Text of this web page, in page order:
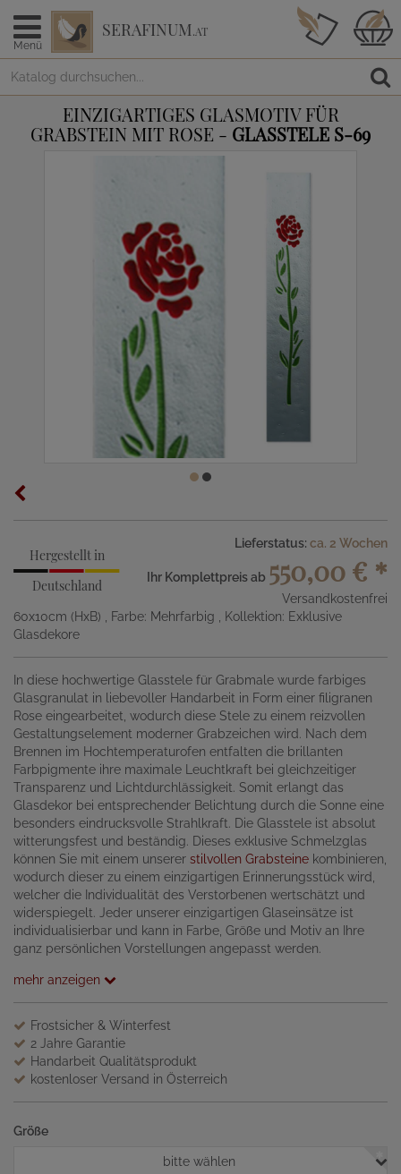
Menü
SERAFINUM.AT
EINZIGARTIGES GLASMOTIV FÜR
GRABSTEIN MIT ROSE - GLASSTELE S-69
Hergestellt in
Deutschland
Lieferstatus: ca. 2 Wochen
Ihr Komplettpreis ab 550,00 € *
Versandkostenfrei
60x10cm (HxB)
, Farbe: Mehrfarbig
, Kollektion: Exklusive
Glasdekore
In diese hochwertige Glasstele für Grabmale wurde farbiges
Glasgranulat in liebevoller Handarbeit in Form einer filigranen
Rose eingearbeitet, wodurch diese Stele zu einem reizvollen
Gestaltungselement moderner Grabzeichen wird. Nach dem
Brennen im Hochtemperaturofen entfalten die brillanten
Farbpigmente ihre maximale Leuchtkraft bei gleichzeitiger
Transparenz und Lichtdurchlässigkeit. Somit erlangt das
Glasdekor bei entsprechender Belichtung durch die Sonne eine
besonders eindrucksvolle Strahlkraft. Die Glasstele ist absolut
witterungsfest und beständig. Dieses exklusive Schmelzglas
können Sie mit einem unserer stilvollen Grabsteine kombinieren,
wodurch dieser zu einem einzigartigen Erinnerungsstück wird,
welcher die Individualität des Verstorbenen wertschätzt und
widerspiegelt. Jeder unserer einzigartigen Glaseinsätze ist
individualisierbar und kann in Farbe, Größe und Motiv an Ihre
ganz persönlichen Vorstellungen angepasst werden.
mehr anzeigen
Frostsicher & Winterfest
2 Jahre Garantie
Handarbeit Qualitätsprodukt
kostenloser Versand in Österreich
Größe
bitte wählen